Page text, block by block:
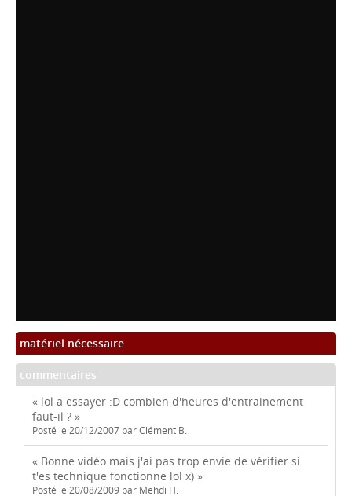
matériel nécessaire
commentaires
« lol a essayer :D combien d'heures d'entrainement
faut-il ? »
Posté le 20/12/2007 par Clément B.
« Bonne vidéo mais j'ai pas trop envie de vérifier si
t'es technique fonctionne lol x) »
Posté le 20/08/2009 par Mehdi H.